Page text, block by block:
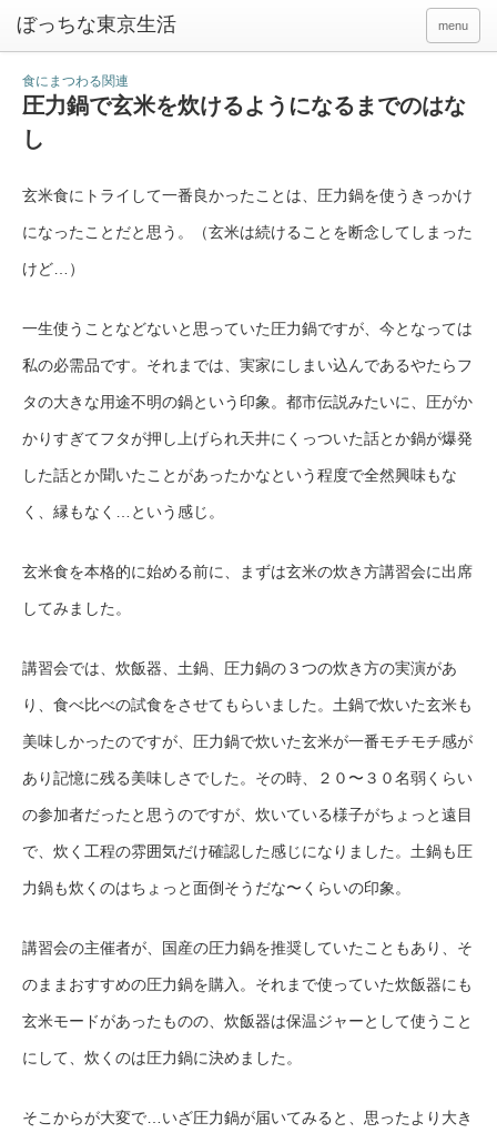
ぼっちな東京生活 menu
食にまつわる関連
圧力鍋で玄米を炊けるようになるまでのはな
し
玄米食にトライして一番良かったことは、圧力鍋を使うきっかけ
になったことだと思う。（玄米は続けることを断念してしまった
けど…）
一生使うことなどないと思っていた圧力鍋ですが、今となっては
私の必需品です。それまでは、実家にしまい込んであるやたらフ
タの大きな用途不明の鍋という印象。都市伝説みたいに、圧がか
かりすぎてフタが押し上げられ天井にくっついた話とか鍋が爆発
した話とか聞いたことがあったかなという程度で全然興味もな
く、縁もなく…という感じ。
玄米食を本格的に始める前に、まずは玄米の炊き方講習会に出席
してみました。
講習会では、炊飯器、土鍋、圧力鍋の３つの炊き方の実演があ
り、食べ比べの試食をさせてもらいました。土鍋で炊いた玄米も
美味しかったのですが、圧力鍋で炊いた玄米が一番モチモチ感が
あり記憶に残る美味しさでした。その時、２０〜３０名弱くらい
の参加者だったと思うのですが、炊いている様子がちょっと遠目
で、炊く工程の雰囲気だけ確認した感じになりました。土鍋も圧
力鍋も炊くのはちょっと面倒そうだな〜くらいの印象。
講習会の主催者が、国産の圧力鍋を推奨していたこともあり、そ
のままおすすめの圧力鍋を購入。それまで使っていた炊飯器にも
玄米モードがあったものの、炊飯器は保温ジャーとして使うこと
にして、炊くのは圧力鍋に決めました。
そこからが大変で…いざ圧力鍋が届いてみると、思ったより大き